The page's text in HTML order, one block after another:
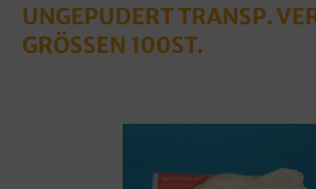
UNGEPUDERT TRANSP.
GRÖSSEN 100ST.